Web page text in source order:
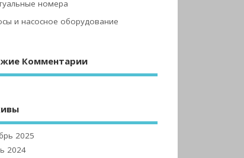
номера
и насосное оборудование
Комментарии
2025
2024